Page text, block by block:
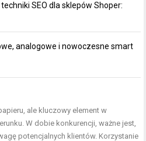
SEO dla sklepów Shoper:
analogowe i nowoczesne smart
ale kluczowy element w
W dobie konkurencji, ważne jest,
potencjalnych klientów. Korzystanie